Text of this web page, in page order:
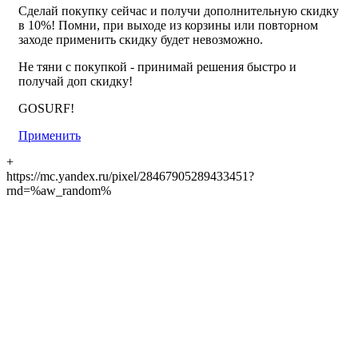
Сделай покупку сейчас и получи дополнительную скидку
в 10%! Помни, при выходе из корзины или повторном
заходе применить скидку будет невозможно.
Не тяни с покупкой - принимай решения быстро и
получай доп скидку!
GOSURF!
Применить
+
https://mc.yandex.ru/pixel/28467905289433451?
rnd=%aw_random%